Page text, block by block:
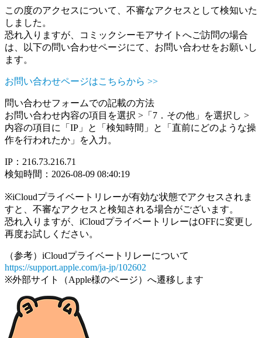
この度のアクセスについて、不審なアクセスとして検知いた
しました。
恐れ入りますが、コミックシーモアサイトへご訪問の場合
は、以下の問い合わせページにて、お問い合わせをお願いし
ます。
お問い合わせページはこちらから >>
問い合わせフォームでの記載の方法
お問い合わせ内容の項目を選択 >「7．その他」を選択し >
内容の項目に「IP」と「検知時間」と「直前にどのような操
作を行われたか」を入力。
IP：216.73.216.71
検知時間：2026-08-09 08:40:19
※iCloudプライベートリレーが有効な状態でアクセスされま
すと、不審なアクセスと検知される場合がございます。
恐れ入りますが、iCloudプライベートリレーはOFFに変更し
再度お試しください。
（参考）iCloudプライベートリレーについて
https://support.apple.com/ja-jp/102602
※外部サイト（Apple様のページ）へ遷移します